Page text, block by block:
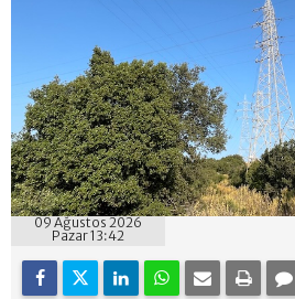
09 Ağustos 2026
Pazar 13:42